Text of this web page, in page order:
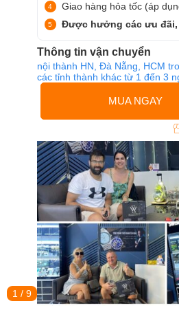
1 / 9
Giao hàng hỏa tốc (áp
Được hưởng các ưu đãi,
Thông tin vận chuyển
nội thành HN, Đà Nẵng, HCM
các tỉnh thành khác từ 1 đến 3
MUA NGAY